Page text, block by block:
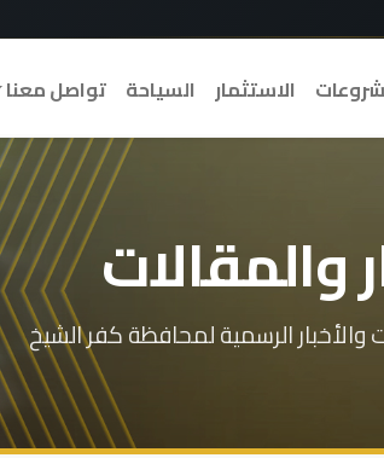
الاستثمار السياحة تواصل معنا
والمقالات
والأخبار الرسمية لمحافظة كفر الشيخ